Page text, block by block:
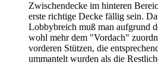
Zwischendecke im hinteren
erste richtige Decke fällig sein.
Lobbybreich muß man aufgrund
wohl mehr dem "Vordach"
vorderen Stützen, die
ummantelt wurden als die